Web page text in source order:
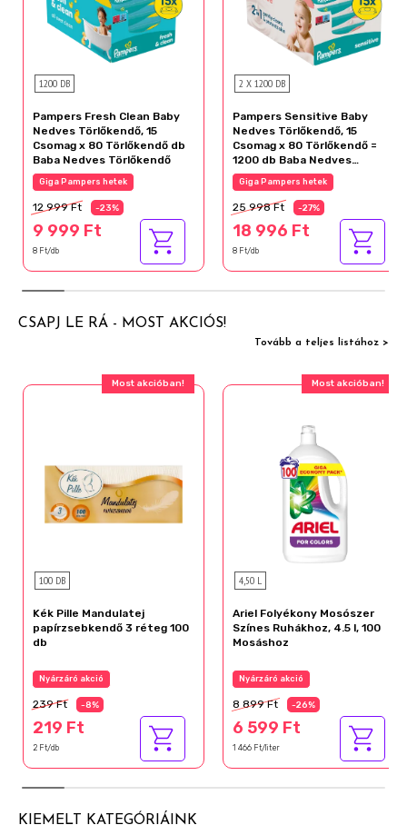
1200 DB
Pampers Fresh Clean Baby
Nedves Törlőkendő, 15
Csomag x 80 Törlőkendő db
Baba Nedves Törlőkendő
Giga Pampers hetek
12 999 Ft -23%
9 999 Ft
8 Ft/db
2 X 1200 DB
Pampers Sensitive Baby
Nedves Törlőkendő, 15
Csomag x 80 Törlőkendő =
1200 db Baba Nedves
Törlőkendő
Giga Pampers hetek
25 998 Ft -27%
18 996 Ft
8 Ft/db
CSAPJ LE RÁ - MOST AKCIÓS!
Tovább a teljes listához >
Most akcióban!
100 DB
Kék Pille Mandulatej
papírzsebkendő 3 réteg 100
db
Nyárzáró akció
239 Ft -8%
219 Ft
2 Ft/db
Most akcióban!
4,50 L
Ariel Folyékony Mosószer
Színes Ruhákhoz, 4.5 l, 100
Mosáshoz
Nyárzáró akció
8 899 Ft -26%
6 599 Ft
1 466 Ft/liter
KIEMELT KATEGÓRIÁINK